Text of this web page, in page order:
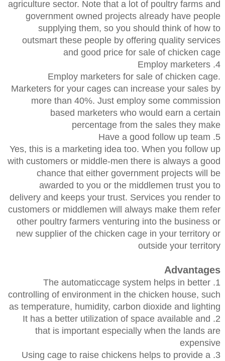
agriculture sector. Note that a lot of poultry farms and
government owned projects already have people
supplying them, so you should think of how to
outsmart these people by offering quality services
and good price for sale of chicken cage
4. Employ marketers
Employ marketers for sale of chicken cage.
Marketers for your cages can increase your sales by
more than 40%. Just employ some commission
based marketers who would earn a certain
percentage from the sales they make
5. Have a good follow up team
Yes, this is a marketing idea too. When you follow up
with customers or middle-men there is always a good
chance that either government projects will be
awarded to you or the middlemen trust you to
delivery and keeps your trust. Services you render to
customers or middlemen will always make them refer
other poultry farmers venturing into the business or
new supplier of the chicken cage in your territory or
outside your territory
Advantages
1. The automaticcage system helps in better
controlling of environment in the chicken house, such
as temperature, humidity, carbon dioxide and lighting
2. It has a better utilization of space available and
that is important especially when the lands are
expensive
3. Using cage to raise chickens helps to provide a